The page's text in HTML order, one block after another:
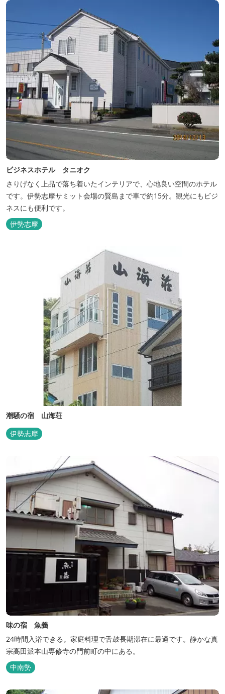
ビジネスホテル タニオク
さりげなく上品で落ち着いたインテリアで、心地良い空間のホテル
です。伊勢志摩サミット会場の賢島まで車で約15分。観光にもビジ
ネスにも便利です。
伊勢志摩
潮騒の宿 山海荘
伊勢志摩
味の宿 魚義
24時間入浴できる。家庭料理で舌鼓長期滞在に最適です。静かな真
宗高田派本山専修寺の門前町の中にある。
中南勢